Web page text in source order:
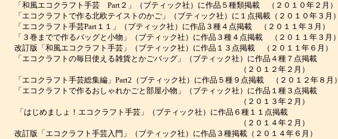
和風エコクラフト手芸 Part２」（ブティック社）に作品５種類掲載 （２０１０年２月）
エコクラフトで作る北欧テイストのかご」（ブティック社）に１点掲載（２０１０年３月）
エコクラフト手芸Part１１」（ブティック社）に作品３種４点掲載 （２０１１年３月）
３巻までで作るバッグと小物」（ブティック社）に作品３種４点掲載 （２０１１年３月）
訂版「和風エコクラフト手芸」（ブティック社）に作品１３点掲載 （２０１１年６月）
エコクラフトの毎日使える雑貨とかごバッグ」（ブティック社）に作品４種７点掲載
２０１２年２月）
エコクラフト手芸総集編」Part2（ブティック社）に作品５種９点掲載 （２０１２年８月）
エコクラフトで作るおしゃれかごと部屋小物」（ブティック社）に作品１種３点掲載
２０１３年２月）
はじめましょ！エコクラフト手芸」（ブティック社）に作品６種１１点掲載
２０１４年２月）
訂版「エコクラフト手芸入門」（ブティック社）に作品３種掲載（２０１４年６月）